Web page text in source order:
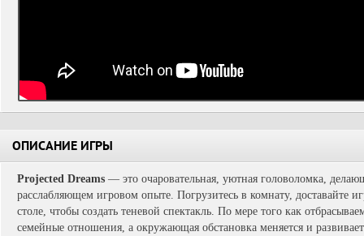
ОПИСАНИЕ ИГРЫ
Projected Dreams — это очаровательная, уютная головоломка,
расслабляющем игровом опыте. Погрузитесь в комнату, доставайте
столе, чтобы создать теневой спектакль. По мере того как
семейные отношения, а окружающая обстановка меняется и